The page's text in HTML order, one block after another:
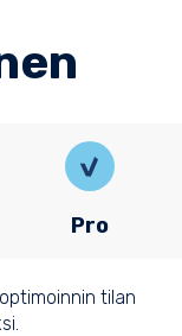
Pro
tilan